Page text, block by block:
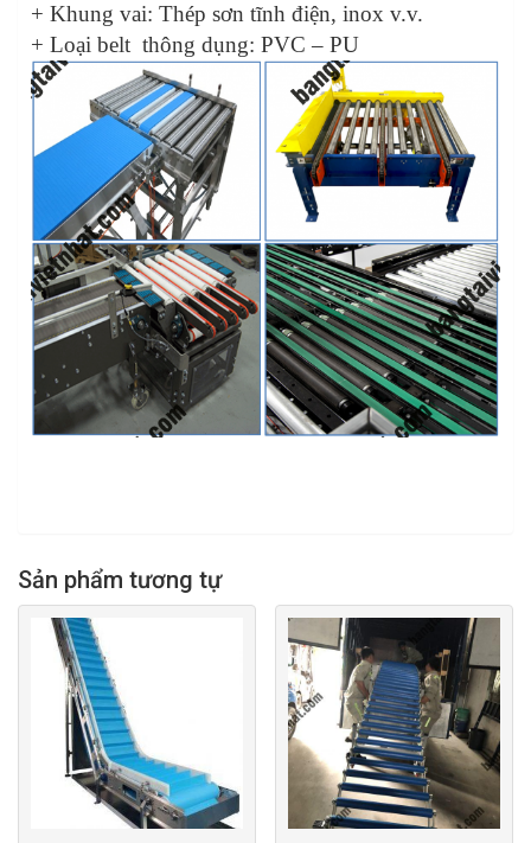
+ Khung vai: Thép sơn tĩnh điện, inox v.v.
+ Loại belt thông dụng: PVC – PU
Sản phẩm tương tự